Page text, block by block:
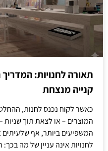
תאורה לחנויות: המדריך
קנייה מנצחת
כאשר לקוח נכנס לחנות,
המוצרים – או לצאת תוך
המשפיעים ביותר, אף
לחנויות אינה עניין של מה